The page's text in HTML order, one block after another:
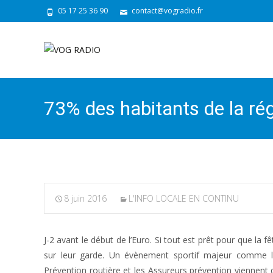
05 17 25 36 90 contact@vogradio.fr
73% des habitants de la
8 juin 2016 L'INFO LOCALE EN CONTINU
J-2 avant le début de l’Euro. Si tout est prêt pour que la
sur leur garde. Un évènement sportif majeur comme
Prévention routière et les Assureurs prévention